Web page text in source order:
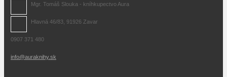
Mgr. Tomáš Slouka - kníhkupectvo Aura
Hlavná 46/83, 91926 Zavar
0907 371 480
info@auraknihy.sk